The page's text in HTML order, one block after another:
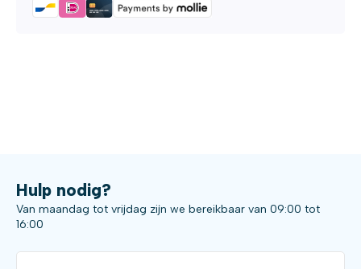
Hulp nodig?
Van maandag tot vrijdag zijn we bereikbaar van 09:00 tot
16:00